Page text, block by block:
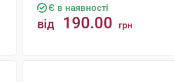
Є в наявності
від 190.00 грн